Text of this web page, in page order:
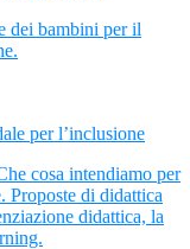
dei bambini per il
per l’inclusione
cosa intendiamo per
Proposte di didattica
didattica, la